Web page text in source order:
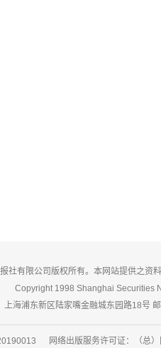
社有限公司版权所有。本网站提供之资
Copyright 1998 Shanghai Securities
海浦东新区陆家嘴金融城东园路18号
网络出版服务许可证：（总